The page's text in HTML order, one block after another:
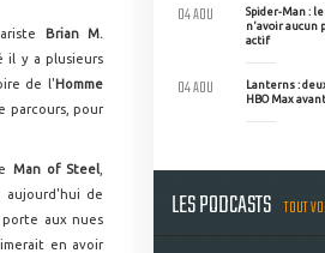
Brian M.
il y a plusieurs
de l'Homme
parcours, pour
Man of Steel
aujourd'hui de
aux nues
en avoir
Spider-Man :
n'avoir aucun
actif
04 AOU
Lanterns :
HBO Max
04 AOU
LES PODCASTS TOUT